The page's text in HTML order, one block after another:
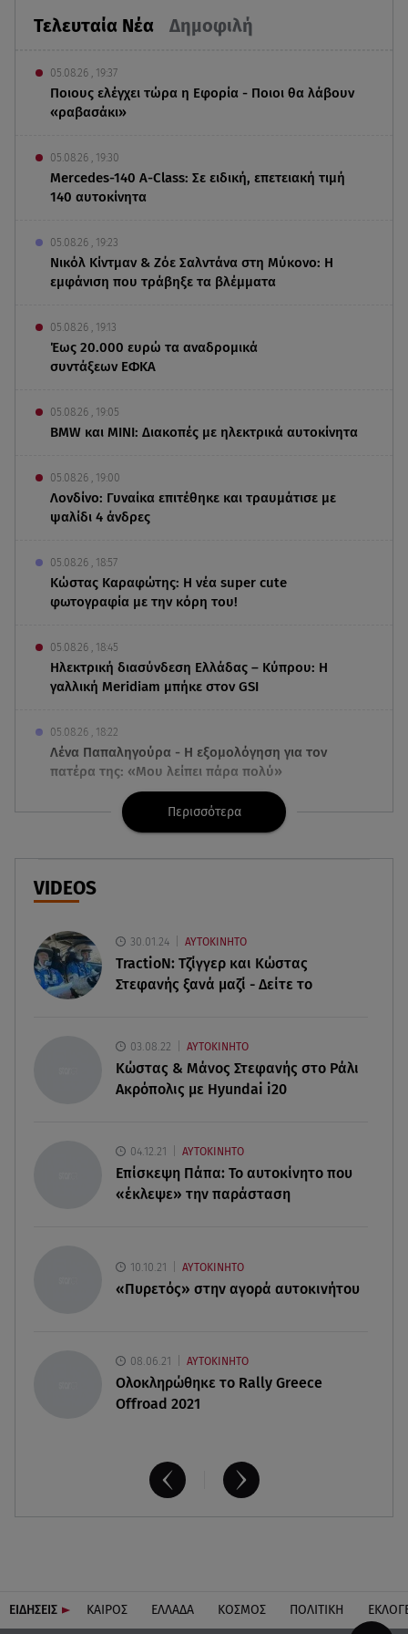
Τελευταία Νέα Δημοφιλή
05.08.26 , 19:37
Ποιους ελέγχει τώρα η Εφορία - Ποιοι θα λάβουν
«ραβασάκι»
05.08.26 , 19:30
Mercedes-140 A-Class: Σε ειδική, επετειακή τιμή
140 αυτοκίνητα
05.08.26 , 19:23
Νικόλ Κίντμαν & Ζόε Σαλντάνα στη Μύκονο: Η
εμφάνιση που τράβηξε τα βλέμματα
05.08.26 , 19:13
Έως 20.000 ευρώ τα αναδρομικά
συντάξεων ΕΦΚΑ
05.08.26 , 19:05
BMW και MINI: Διακοπές με ηλεκτρικά αυτοκίνητα
05.08.26 , 19:00
Λονδίνο: Γυναίκα επιτέθηκε και τραυμάτισε με
ψαλίδι 4 άνδρες
05.08.26 , 18:57
Κώστας Καραφώτης: Η νέα super cute
φωτογραφία με την κόρη του!
05.08.26 , 18:45
Ηλεκτρική διασύνδεση Ελλάδας – Κύπρου: Η
γαλλική Meridiam μπήκε στον GSI
05.08.26 , 18:22
Λένα Παπαληγούρα - Η εξομολόγηση για τον
πατέρα της: «Μου λείπει πάρα πολύ»
05.08.26 , 17:51
Νοσοκομείο Κορίνθου: Έπεσε τμήμα
ψευδοροφής στα ανακαινισμένα ΤΕΠ
05.08.26 , 17:35
πρόκειται για Γερμανό αγνοούμενο
05.08.26 , 17:33
Σοκαριστικό βίντεο: Κεραυνός χτυπά 24χρονο
05.08.26 , 16:54
Μαζική επίθεση της Ρωσίας στο Κίεβο με 115
drones και 28 πυραύλους!
Ντορέττα Παπαδημητρίου: Η χιουμοριστική
ανάρτηση με τη βαμμένη ρίζα!
Περισσότερα
VIDEOS
30.01.24 ΑΥΤΟΚΙΝΗΤΟ
TractioN: Τζίγγερ και Κώστας
Στεφανής ξανά μαζί - Δείτε το
03.08.22 ΑΥΤΟΚΙΝΗΤΟ
Κώστας & Μάνος Στεφανής στο Ράλι
Ακρόπολις με Hyundai i20
04.12.21 ΑΥΤΟΚΙΝΗΤΟ
Επίσκεψη Πάπα: Το αυτοκίνητο που
«έκλεψε» την παράσταση
10.10.21 ΑΥΤΟΚΙΝΗΤΟ
«Πυρετός» στην αγορά αυτοκινήτου
08.06.21 ΑΥΤΟΚΙΝΗΤΟ
Ολοκληρώθηκε το Rally Greece
Offroad 2021
ΕΙΔΗΣΕΙΣ ΚΑΙΡΟΣ ΕΛΛΑΔΑ ΚΟΣΜΟΣ ΠΟΛΙΤΙΚΗ